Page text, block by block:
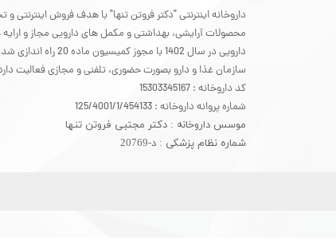
داروخانه اینترنتی "دکتر فروتن تنها" با هدف فروش اینترنتی
محصولات آرایشی، بهداشتی و مکمل های دارویی مجاز و
دارویی در سال 1402 با مجوز
سازمان غذا و دارو بصورت حضوری، تلفنی و مجازی فعالیت
کد داروخانه : 15303345167
شماره پروانه داروخانه : 125/4001/1/454133
موسس داروخانه : دکتر مجتبی فروتن تنها
شماره نظام پزشکی : د-20769